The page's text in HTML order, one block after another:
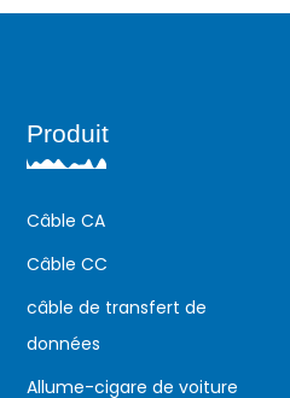
Produit
Câble CA
Câble CC
câble de transfert de
données
Allume-cigare de voiture